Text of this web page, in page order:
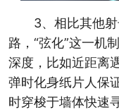
3、相比其他
路，“弦化”这一机
深度，比如近距离
弹时化身纸片人保
时穿梭于墙体快速